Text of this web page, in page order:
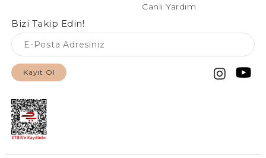
Canlı Yardım
Bizi Takip Edin!
Kayıt Ol